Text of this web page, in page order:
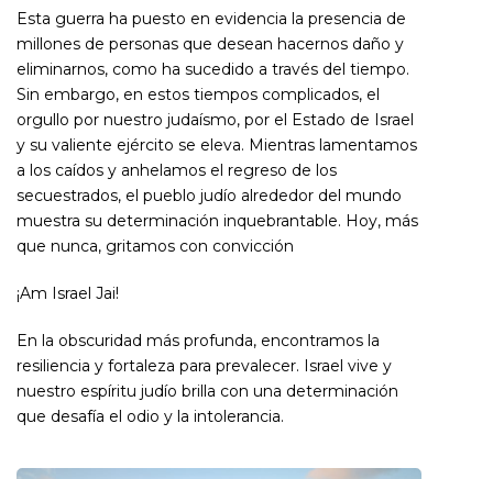
Esta guerra ha puesto en evidencia la presencia de
millones de personas que desean hacernos daño y
eliminarnos, como ha sucedido a través del tiempo.
Sin embargo, en estos tiempos complicados, el
orgullo por nuestro judaísmo, por el Estado de Israel
y su valiente ejército se eleva. Mientras lamentamos
a los caídos y anhelamos el regreso de los
secuestrados, el pueblo judío alrededor del mundo
muestra su determinación inquebrantable. Hoy, más
que nunca, gritamos con convicción
¡Am Israel Jai!
En la obscuridad más profunda, encontramos la
resiliencia y fortaleza para prevalecer. Israel vive y
nuestro espíritu judío brilla con una determinación
que desafía el odio y la intolerancia.